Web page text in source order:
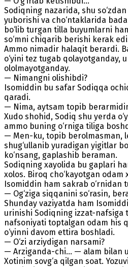
Sodiqning nazarida, shu
yuborishi va cho‘ntaklarida
bo‘lib turgan tilla buyumlarni
so‘mni chiqarib berishi kerak
Ammo nimadir halaqit berardi.
o‘yini tez tugab qolayotganday,
ololmayotganday.
— Nimangni olishibdi?
Isomiddin bu safar Sodiqqa
qaradi.
— Nima, aytsam topib
Xudo shohid, Sodiq shu yerda
ammo buning o‘rniga tiliga
— Men-ku, topib berolmasman,
shug‘ullanib yuradigan yigitlar
ko‘nsang, gaplashib beraman.
Sodiqning xayolida bu gaplari
xolos. Biroq cho‘kayotgan odam
Isomiddin ham sakrab o‘rnidan
— Og‘ziga siqqanini so‘rasin,
Shunday vaziyatda ham
urinishi Sodiqning izzat-nafsiga
nafsoniyati toptalgan odam his
o‘yinni davom ettira boshladi.
— O‘zi arziydigan narsami?
— Arziganda-chi... — alam bilan
Xotinim sovg‘a qilgan soat.